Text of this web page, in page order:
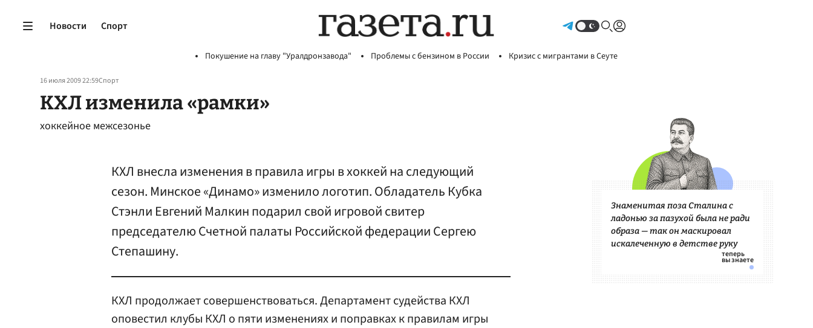
Новости Спорт
Покушение на главу "Уралдронзавода" Проблемы с бензином в России Кризис с мигрантами в Сеуте
16 июля 2009 22:59Спорт
КХЛ изменила «рамки»
хоккейное межсезонье
КХЛ внесла изменения в правила игры в хоккей на следующий
сезон. Минское «Динамо» изменило логотип. Обладатель Кубка
Стэнли Евгений Малкин подарил свой игровой свитер
председателю Счетной палаты Российской федерации Сергею
Степашину.
КХЛ продолжает совершенствоваться. Департамент судейства КХЛ
оповестил клубы КХЛ о пяти изменениях и поправках к правилам игры
Знаменитая поза Сталина с
ладонью за пазухой была не ради
образа — так он маскировал
искалеченную в детстве руку